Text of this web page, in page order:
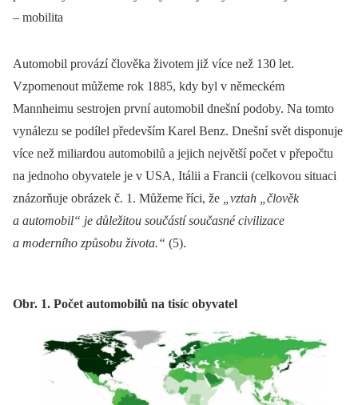
– mobilita
Automobil provází člověka životem již více než 130 let.
Vzpomenout můžeme rok 1885, kdy byl v německém
Mannheimu sestrojen první automobil dnešní podoby. Na tomto
vynálezu se podílel především Karel Benz. Dnešní svět disponuje
více než miliardou automobilů a jejich největší počet v přepočtu
na jednoho obyvatele je v USA, Itálii a Francii (celkovou situaci
znázorňuje obrázek č. 1. Můžeme říci, že
„vztah „člověk
a automobil“ je důležitou součástí současné civilizace
a moderního způsobu života.“ (5).
Obr. 1. Počet automobilů na tisíc obyvatel